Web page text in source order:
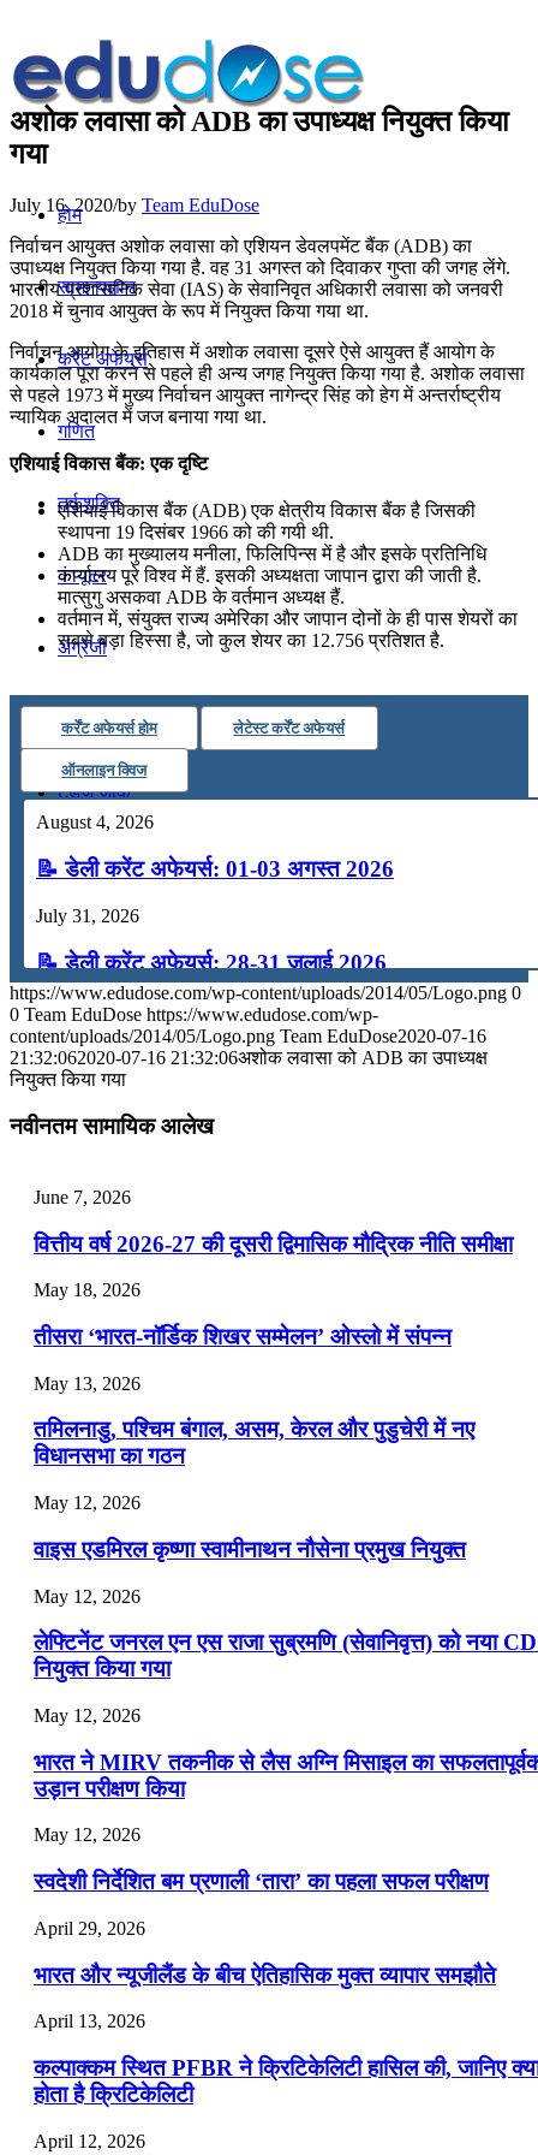
होम
सामान्यज्ञान
करेंट अफेयर्स
गणित
तर्कशक्ति
कंप्यूटर
अंग्रेजी
मॉक टेस्ट
टुडेज जीके
Menu Menu
अशोक लवासा को ADB का उपाध्यक्ष नियुक्त किया
गया
July 16, 2020/by Team EduDose
निर्वाचन आयुक्त अशोक लवासा को एशियन डेवलपमेंट बैंक (ADB) का
उपाध्यक्ष नियुक्त किया गया है. वह 31 अगस्त को दिवाकर गुप्ता की जगह लेंगे.
भारतीय प्रशासनिक सेवा (IAS) के सेवानिवृत अधिकारी लवासा को जनवरी
2018 में चुनाव आयुक्त के रूप में नियुक्त किया गया था.
निर्वाचन आयोग के इतिहास में अशोक लवासा दूसरे ऐसे आयुक्त हैं आयोग के
कार्यकाल पूरा करने से पहले ही अन्य जगह नियुक्त किया गया है. अशोक लवासा
से पहले 1973 में मुख्य निर्वाचन आयुक्त नागेन्द्र सिंह को हेग में अन्तर्राष्ट्रीय
न्यायिक अदालत में जज बनाया गया था.
एशियाई विकास बैंक: एक दृष्टि
एशियाई विकास बैंक (ADB) एक क्षेत्रीय विकास बैंक है जिसकी
स्थापना 19 दिसंबर 1966 को की गयी थी.
ADB का मुख्यालय मनीला, फिलिपिन्स में है और इसके प्रतिनिधि
कार्यालय पूरे विश्व में हैं. इसकी अध्यक्षता जापान द्वारा की जाती है.
मात्सुगु असकवा ADB के वर्तमान अध्यक्ष हैं.
वर्तमान में, संयुक्त राज्य अमेरिका और जापान दोनों के ही पास शेयरों का
सबसे बड़ा हिस्सा है, जो कुल शेयर का 12.756 प्रतिशत है.
कर्रेंट अफेयर्स होम लेटेस्ट कर्रेंट अफेयर्स
ऑनलाइन क्विज
August 4, 2026
📝 डेली करेंट अफेयर्स: 01-03 अगस्त 2026
July 31, 2026
📝 डेली करेंट अफेयर्स: 28-31 जुलाई 2026
July 28, 2026
📝 डेली करेंट अफेयर्स: 25-27 जुलाई 2026
July 22, 2026
📝 डेली करेंट अफेयर्स: 19-21 जुलाई 2026
July 19, 2026
📝 डेली करेंट अफेयर्स: 16-18 जुलाई 2026
July 16, 2026
📝 डेली करेंट अफेयर्स: 13-15 जुलाई 2026
https://www.edudose.com/wp-content/uploads/2014/05/Logo.png 0
0 Team EduDose https://www.edudose.com/wp-
content/uploads/2014/05/Logo.png Team EduDose2020-07-16
21:32:062020-07-16 21:32:06अशोक लवासा को ADB का उपाध्यक्ष
नियुक्त किया गया
नवीनतम सामायिक आलेख
June 7, 2026
वित्तीय वर्ष 2026-27 की दूसरी द्विमासिक मौद्रिक नीति समीक्षा
May 18, 2026
तीसरा ‘भारत-नॉर्डिक शिखर सम्मेलन’ ओस्लो में संपन्न
May 13, 2026
तमिलनाडु, पश्चिम बंगाल, असम, केरल और पुडुचेरी में नए
विधानसभा का गठन
May 12, 2026
वाइस एडमिरल कृष्णा स्वामीनाथन नौसेना प्रमुख नियुक्त
May 12, 2026
लेफ्टिनेंट जनरल एन एस राजा सुब्रमणि (सेवानिवृत्त) को नया
नियुक्त किया गया
May 12, 2026
भारत ने MIRV तकनीक से लैस अग्नि मिसाइल का
उड़ान परीक्षण किया
May 12, 2026
स्वदेशी निर्देशित बम प्रणाली ‘तारा’ का पहला सफल परीक्षण
April 29, 2026
भारत और न्यूजीलैंड के बीच ऐतिहासिक मुक्त व्यापार समझौते
April 13, 2026
कल्पाक्कम स्थित PFBR ने क्रिटिकेलिटी हासिल की, जानिए
होता है क्रिटिकेलिटी
April 12, 2026